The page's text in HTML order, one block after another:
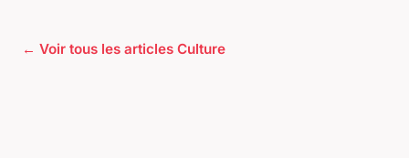
← Voir tous les articles Culture